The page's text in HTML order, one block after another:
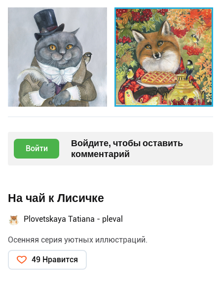
Войти
Войдите, чтобы оставить
комментарий
На чай к Лисичке
Plovetskaya Tatiana - pleval
Осенняя серия уютных иллюстраций.
49 Нравится